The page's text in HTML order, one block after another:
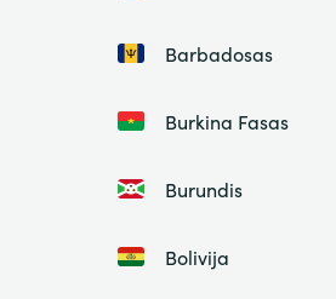
Barbadosas
Burkina Fasas
Burundis
Bolivija